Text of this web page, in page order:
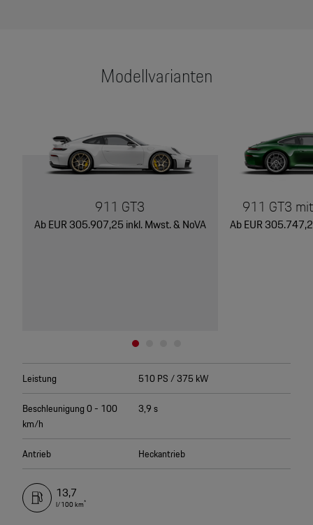
Modellvarianten
911 GT3
Ab EUR 305.907,25 inkl. Mwst. & NoVA
911 GT3
Ab EUR
510 PS / 375 kW
Leistung
3,9 s
Beschleunigung 0 - 100
km/h
Heckantrieb
Antrieb
13,7
l/100 km*